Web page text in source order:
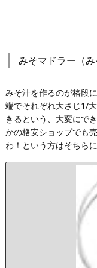
みそマドラー（み
みそ汁を作るのが格段
端でそれぞれ大さじ1/
きるという、大変にで
かの格安ショップでも
わ！という方はそちらに